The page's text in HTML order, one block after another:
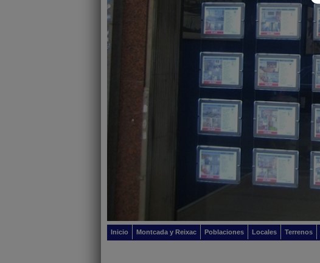
Inicio Montcada y Reixac Poblaciones Locales Terrenos